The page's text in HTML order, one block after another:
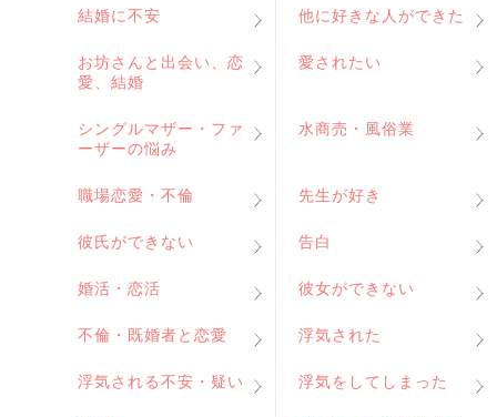
結婚に不安 他に好きな人ができた
お坊さんと出会い、恋
愛、結婚
愛されたい
シングルマザー・ファ
ーザーの悩み
水商売・風俗業
職場恋愛・不倫 先生が好き
彼氏ができない 告白
婚活・恋活 彼女ができない
不倫・既婚者と恋愛 浮気された
浮気される不安・疑い 浮気をしてしまった